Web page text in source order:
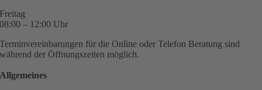
Freitag
08:00 – 12:00 Uhr
Terminvereinbarungen für die Online oder Telefon Beratung sind
während der Öffnungszeiten möglich.
Allgemeines